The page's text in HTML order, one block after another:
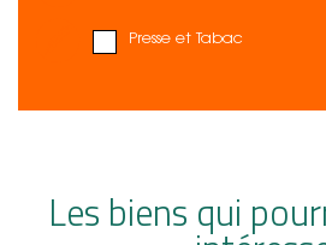
Presse et Tabac
Les biens qui